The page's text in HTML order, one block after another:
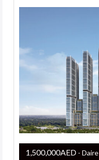
1,500,000AED - Daire